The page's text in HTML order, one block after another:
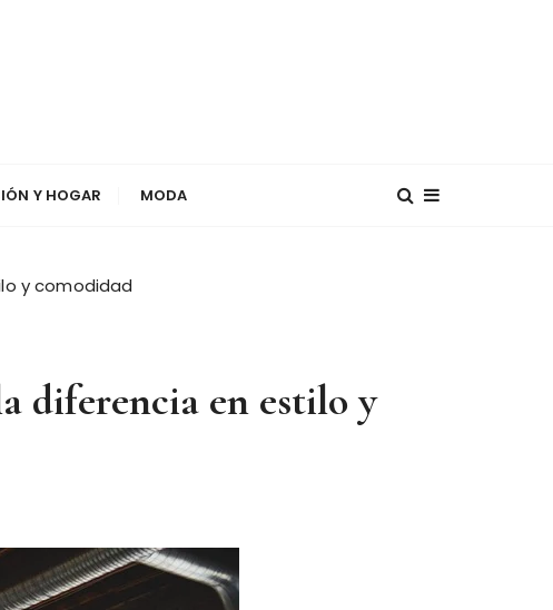
Y HOGAR MODA
y comodidad
diferencia en estilo y